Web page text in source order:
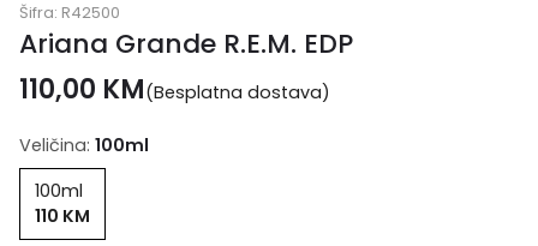
Šifra: R42500
Ariana Grande R.E.M. EDP
110,00 KM(Besplatna dostava)
Veličina: 100ml
100ml
110 KM